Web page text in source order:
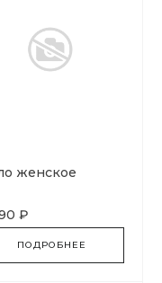
женское
₽
ПОДРОБНЕЕ